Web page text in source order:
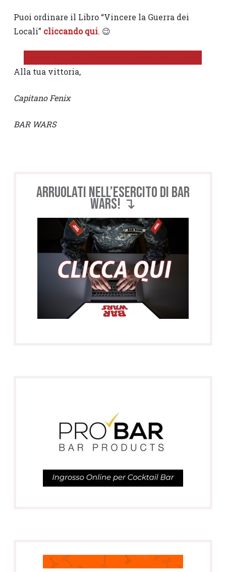
Puoi ordinare il Libro “Vincere la Guerra dei
Locali” cliccando qui. 😉
Alla tua vittoria,
Capitano Fenix
BAR WARS
Arruolati nell’esercito di BAR
WARS! ↴